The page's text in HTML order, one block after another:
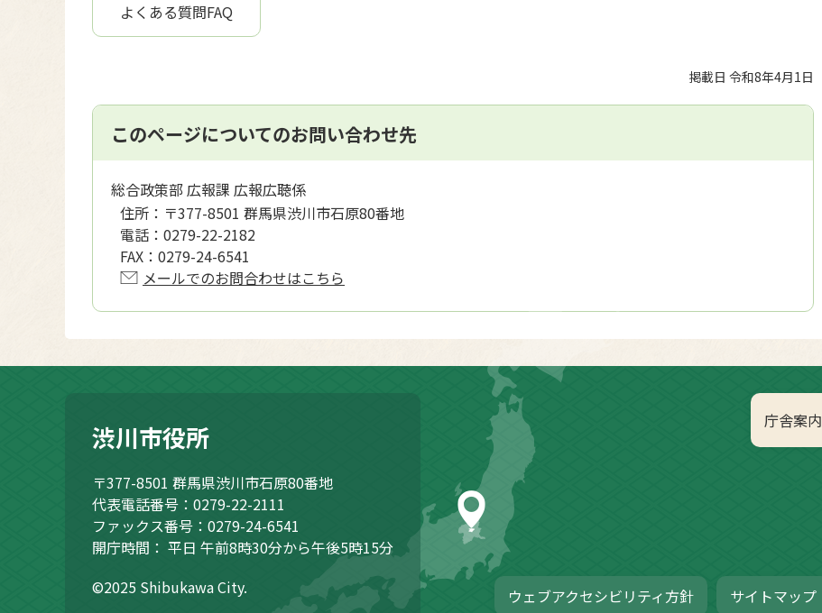
よくある質問FAQ
掲載日 令和8年4月1日
このページについてのお問い合わせ先
総合政策部 広報課 広報広聴係
住所： 〒377-8501 群馬県渋川市石原80番地
電話： 0279-22-2182
FAX： 0279-24-6541
メールでのお問合わせはこちら
庁舎案内
ウェブアクセシビリティ方針 サイトマップ
渋川市役所
〒377-8501 群馬県渋川市石原80番地
代表電話番号：0279-22-2111
ファックス番号：0279-24-6541
開庁時間： 平日 午前8時30分から午後5時15分
©2025 Shibukawa City.